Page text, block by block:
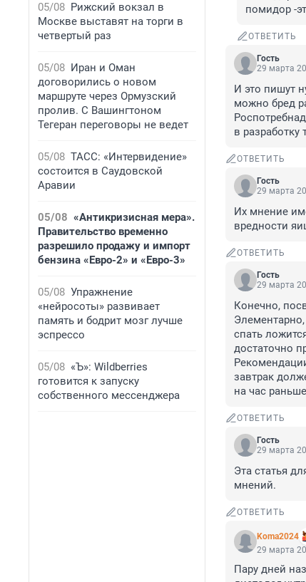
05/08 Рижский вокзал в
Москве выставят на торги в
четвертый раз
05/08 Иран и Оман
договорились о новом
маршруте через Ормузский
пролив. С Вашингтоном
Тегеран переговоры не ведет
05/08 ТАСС: «Интервидение»
состоится в Саудовской
Аравии
05/08 «Антикризисная мера».
Правительство временно
разрешило продажу и импорт
бензина «Евро-2» и «Евро-3»
05/08 Упражнение
«нейросоты» развивает
память и бодрит мозг лучше
эспрессо
05/08 «Ъ»: Wildberries
готовится к запуску
собственного мессенджера
помидор -
ОТВЕТИТЬ
Гость
29 марта
И это пишут
можно бред
в
ОТВЕТИТЬ
Гость
29 марта
Их мнение
вредности
ОТВЕТИТЬ
Гость
29 марта
Конечно,
спать
достаточно
завтрак
на час
ОТВЕТИТЬ
Гость
29 марта
Эта статья
мнений.
ОТВЕТИТЬ
Koma2024
29 марта
Пару дней